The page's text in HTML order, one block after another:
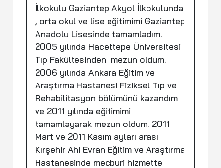
İlkokulu Gaziantep Akyol İlkokulunda
, orta okul ve lise eğitimimi Gaziantep
Anadolu Lisesinde tamamladım.
2005 yılında Hacettepe Üniversitesi
Tıp Fakültesinden mezun oldum.
2006 yılında Ankara Eğitim ve
Araştırma Hastanesi Fiziksel Tıp ve
Rehabilitasyon bölümünü kazandım
ve 2011 yılında eğitimimi
tamamlayarak mezun oldum. 2011
Mart ve 2011 Kasım ayları arası
Kırşehir Ahi Evran Eğitim ve Araştırma
Hastanesinde mecburi hizmette